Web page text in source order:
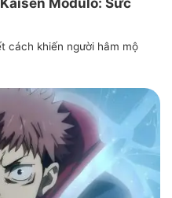
Modulo: Sức
cách khiến người hâm mộ